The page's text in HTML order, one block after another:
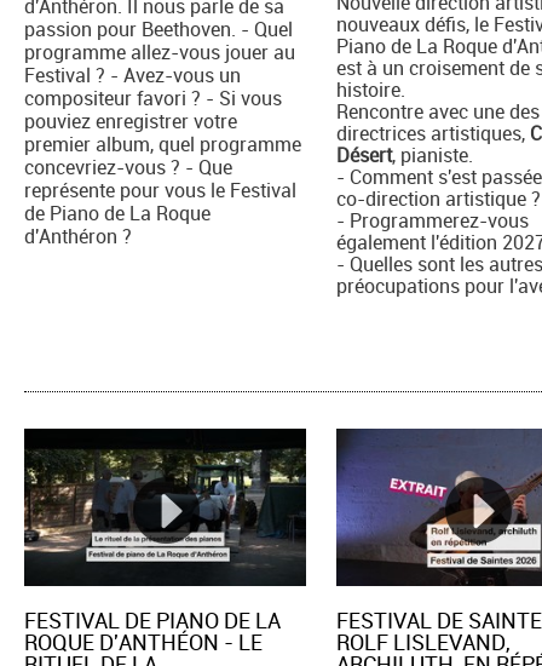
d'Anthéron. Il nous parle de sa
passion pour Beethoven. - Quel
programme allez-vous jouer au
Festival ? - Avez-vous un
compositeur favori ? - Si vous
pouviez enregistrer votre
premier album, quel programme
concevriez-vous ? - Que
représente pour vous le Festival
de Piano de La Roque
d'Anthéron ?
nouveaux défis, le
Piano de La Roque
est à un croisement de
histoire.
Rencontre avec une
directrices artistiques,
Désert, pianiste.
- Comment s'est
co-direction artistique ?
- Programmerez-vous
également l'édition
- Quelles sont les
préocupations pour
FESTIVAL DE PIANO DE LA
ROQUE D'ANTHÉON - LE
FESTIVAL DE
ROLF LISLEVAND,